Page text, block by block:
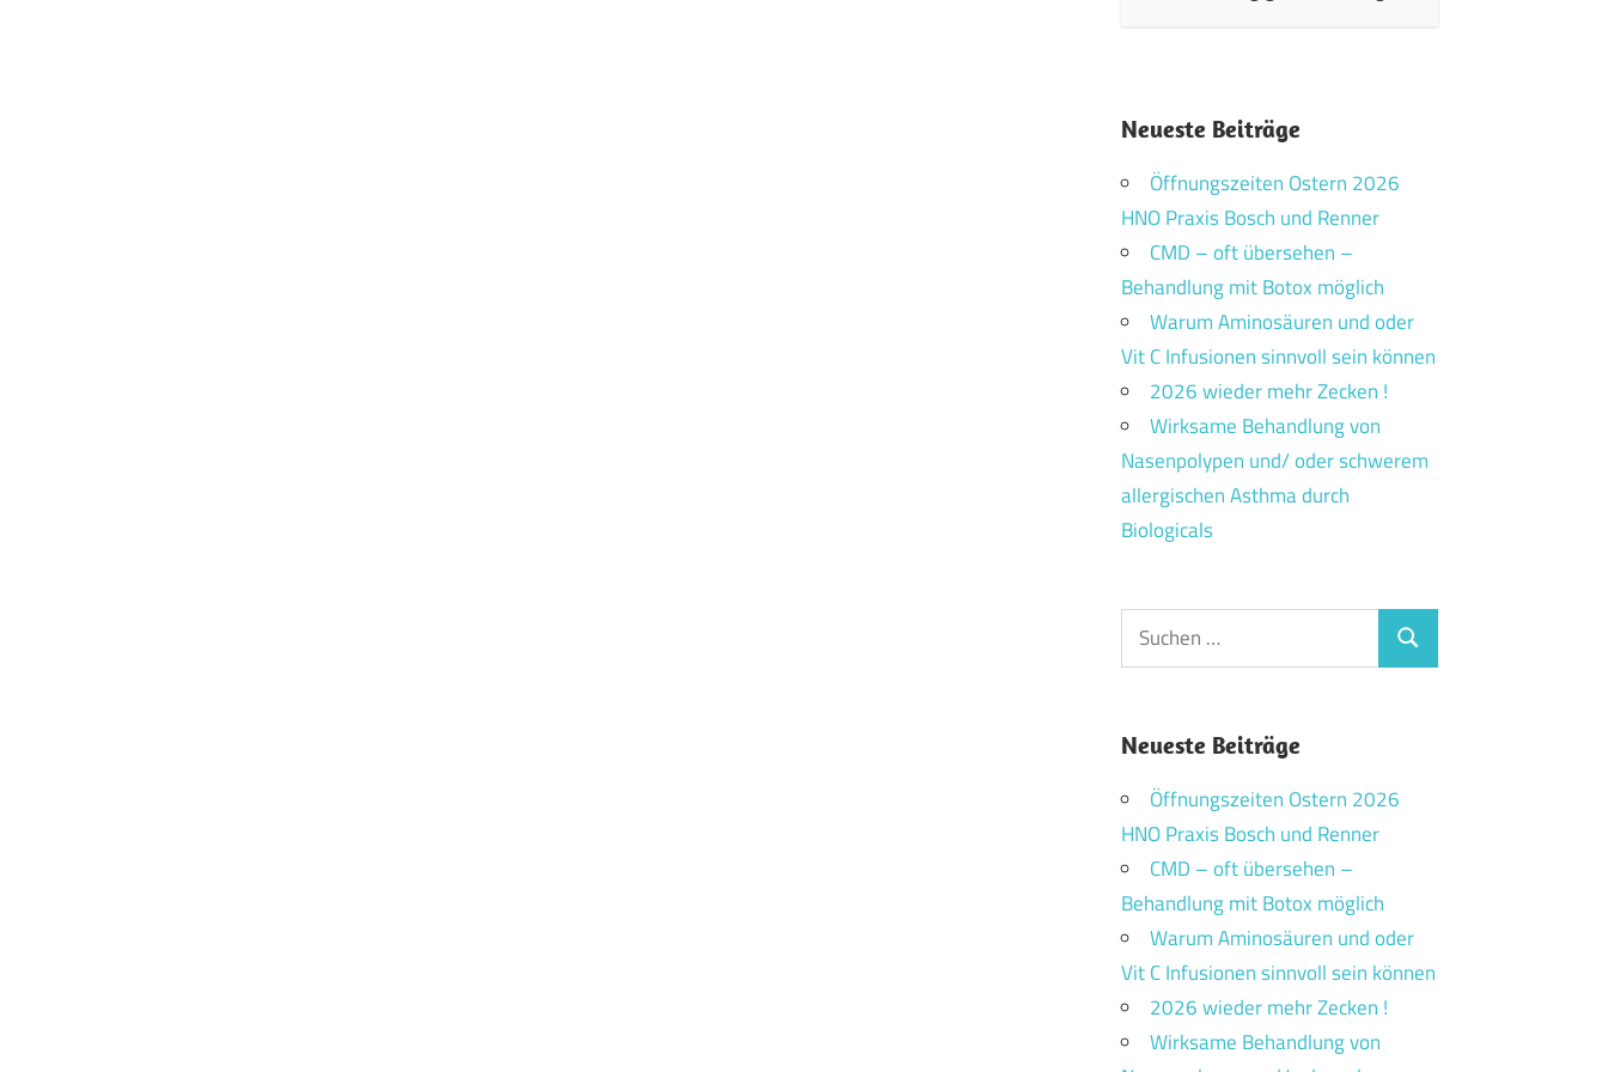
Neueste Beiträge
Öffnungszeiten Ostern 2026
HNO Praxis Bosch und Renner
CMD – oft übersehen –
Behandlung mit Botox möglich
Warum Aminosäuren und oder
Vit C Infusionen sinnvoll sein können
2026 wieder mehr Zecken !
Wirksame Behandlung von
Nasenpolypen und/ oder schwerem
allergischen Asthma durch
Biologicals
Suchen
nach:
Suchen
Neueste Beiträge
Öffnungszeiten Ostern 2026
HNO Praxis Bosch und Renner
CMD – oft übersehen –
Behandlung mit Botox möglich
Warum Aminosäuren und oder
Vit C Infusionen sinnvoll sein können
2026 wieder mehr Zecken !
Wirksame Behandlung von